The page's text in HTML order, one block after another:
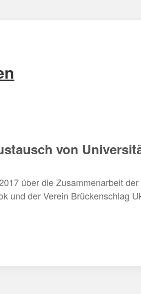
von
über die Zusammenarbeit
und der Verein Brückenschlag